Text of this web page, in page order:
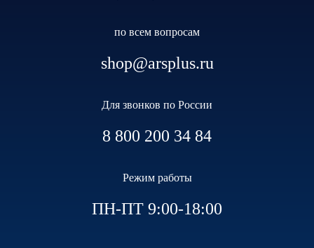
по всем вопросам
shop@arsplus.ru
Для звонков по России
8 800 200 34 84
Режим работы
ПН-ПТ 9:00-18:00